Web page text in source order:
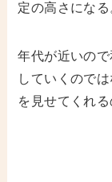
定の高さになる
年代が近いの
していくので
を見せてくれ